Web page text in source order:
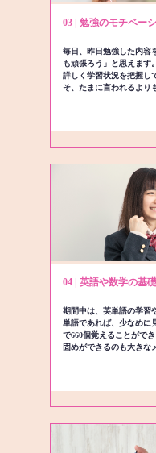
03 | 勉強のモチベー
毎日、昨日勉強した内容
も頑張ろう」と思えます。
詳しく学習状況を把握し
そ、たまに言われるより
04 | 英語や数学の基
期間中は、英単語の学習
単語であれば、少なめに
で660個覚えることがで
固めができるのも大きな